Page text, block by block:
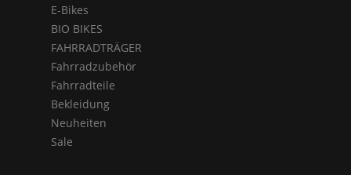
E-Bikes
BIO BIKES
FAHRRADTRÄGER
Fahrradzubehör
Fahrradteile
Bekleidung
Neuheiten
Sale